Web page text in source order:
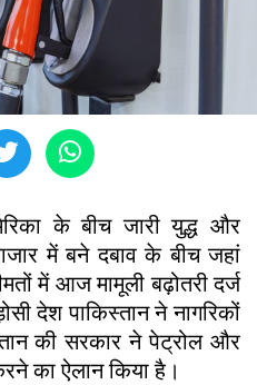
के बीच जारी युद्ध और
में बने दबाव के बीच जहां
में आज मामूली बढ़ोतरी दर्ज
देश पाकिस्तान ने नागरिकों
की सरकार ने पेट्रोल और
का ऐलान किया है।